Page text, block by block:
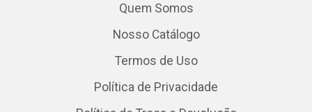
Quem Somos
Nosso Catálogo
Termos de Uso
Política de Privacidade